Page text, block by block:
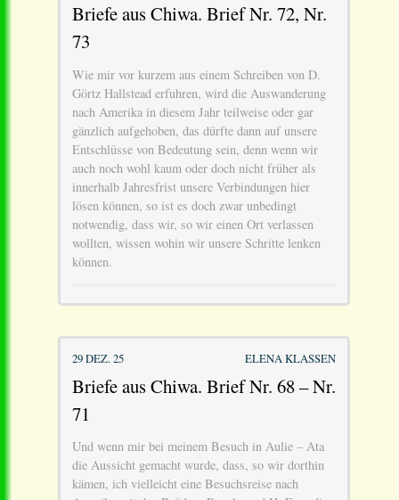
Briefe aus Chiwa. Brief Nr. 72, Nr.
73
Wie mir vor kurzem aus einem Schreiben von D.
Görtz Hallstead erfuhren, wird die Auswanderung
nach Amerika in diesem Jahr teilweise oder gar
gänzlich aufgehoben, das dürfte dann auf unsere
Entschlüsse von Bedeutung sein, denn wenn wir
auch noch wohl kaum oder doch nicht früher als
innerhalb Jahresfrist unsere Verbindungen hier
lösen können, so ist es doch zwar unbedingt
notwendig, dass wir, so wir einen Ort verlassen
wollten, wissen wohin wir unsere Schritte lenken
können.
29 DEZ. 25 ELENA KLASSEN
Briefe aus Chiwa. Brief Nr. 68 – Nr.
71
Und wenn mir bei meinem Besuch in Aulie – Ata
die Aussicht gemacht wurde, dass, so wir dorthin
kämen, ich vielleicht eine Besuchsreise nach